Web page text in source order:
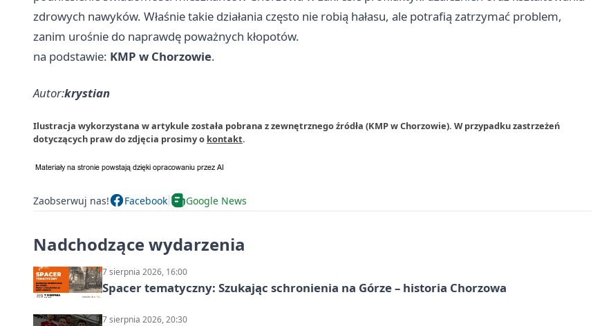
zdrowych nawyków. Właśnie takie działania często nie robią hałasu, ale potrafią zatrzymać problem,
zanim urośnie do naprawdę poważnych kłopotów.
na podstawie: KMP w Chorzowie.
Autor:krystian
Ilustracja wykorzystana w artykule została pobrana z zewnętrznego źródła (KMP w Chorzowie). W przypadku zastrzeżeń
dotyczących praw do zdjęcia prosimy o kontakt.
Zaobserwuj nas! Facebook Google News
Nadchodzące wydarzenia
7 sierpnia 2026, 16:00
Spacer tematyczny: Szukając schronienia na Górze – historia Chorzowa
7 sierpnia 2026, 20:30